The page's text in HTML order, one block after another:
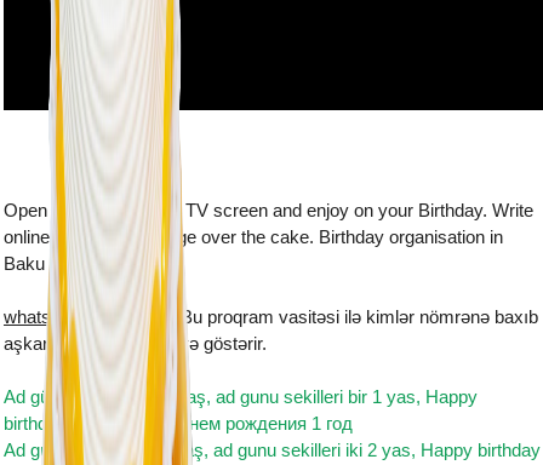
Open this webpage on TV screen and enjoy on your Birthday. Write
online the name and age over the cake. Birthday organisation in
Baku
whatsapp plus yukle
- Bu proqram vasitəsi ilə kimlər nömrənə baxıb
aşkarlanir və istifadəçiyə göstərir.
Ad günü şəkilləri bir 1 yaş, ad gunu sekilleri bir 1 yas, Happy
birthday one 1 year, с днем рождения 1 год
Ad günü şəkilləri iki 2 yaş, ad gunu sekilleri iki 2 yas, Happy birthday